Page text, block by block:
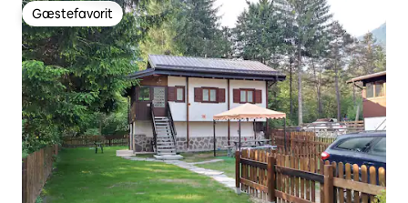
Gæstefavorit
Gæstefavorit